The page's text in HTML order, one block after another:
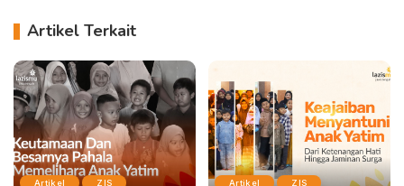
Artikel Terkait
Artikel ZIS Artikel ZIS